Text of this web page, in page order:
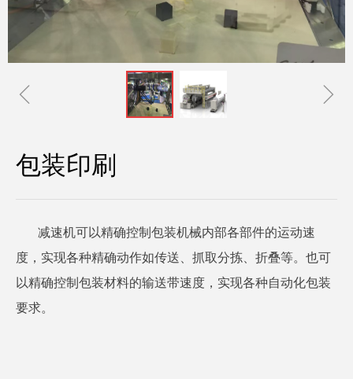
ꁆ ꁇ
包装印刷
减速机可以精确控制包装机械内部各部件的运动速
度，实现各种精确动作如传送、抓取分拣、折叠等。也可
以精确控制包装材料的输送带速度，实现各种自动化包装
要求。